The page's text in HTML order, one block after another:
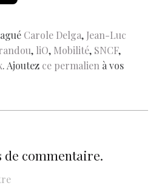
n er n
k
Carole Delga, Jean-Luc
, liO, Mobilité, SNCF,
. Ajoutez ce permalien à vos
de commentaire.